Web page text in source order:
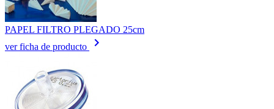
PAPEL FILTRO PLEGADO 25cm
ver ficha de producto
keyboard_arrow_right